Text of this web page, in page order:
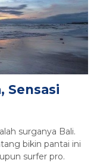
Sensasi
surganya Bali.
bikin pantai ini
surfer pro.